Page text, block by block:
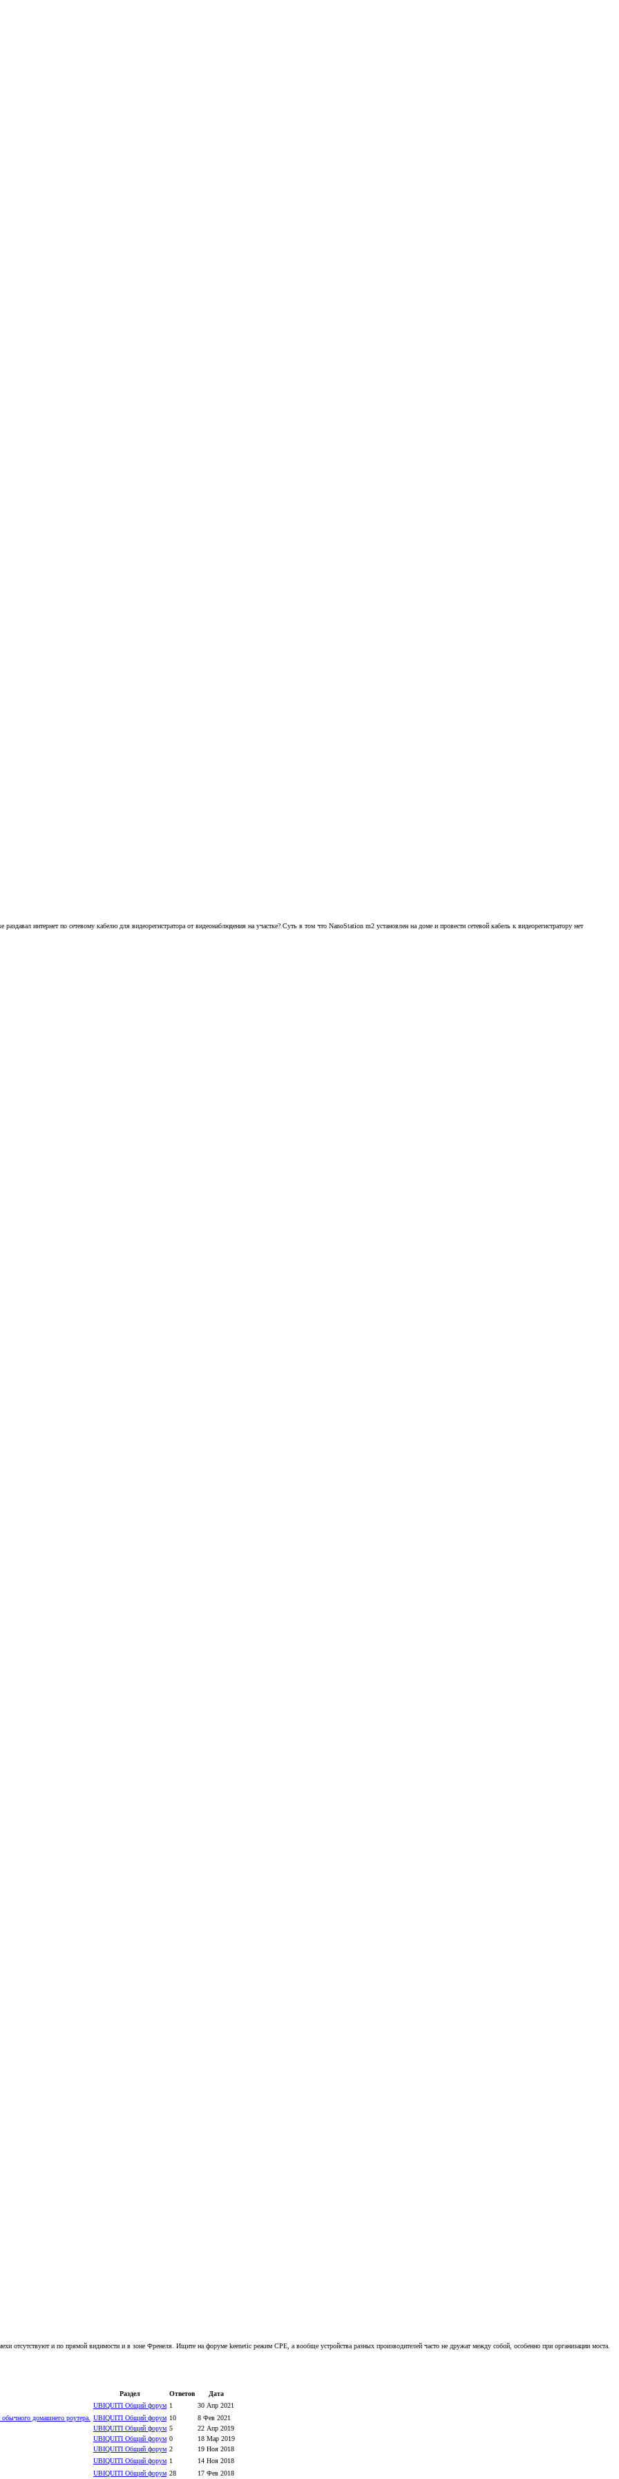
интернет по сетевому кабелю для видеорегистратора от видеонаблюдения на участке? Суть в том что NanoStation m2 установлен на доме и провести сетевой кабель к видеорегистратору нет
отсутствуют и по прямой видимости и в зоне Френеля. Ищите на форуме keenetic режим CPE, а вообще устройства разных производителей часто не дружат между собой, особенно при организации моста.
Раздел Ответов
Дата
UBIQUITI Общий форум 1
30 Апр 2021
домашнего роутера. UBIQUITI Общий форум 10
8 Фев 2021
UBIQUITI Общий форум 5
22 Апр 2019
UBIQUITI Общий форум 0
18 Мар 2019
UBIQUITI Общий форум 2
19 Ноя 2018
UBIQUITI Общий форум 1
14 Ноя 2018
UBIQUITI Общий форум 28 17 Фев 2018